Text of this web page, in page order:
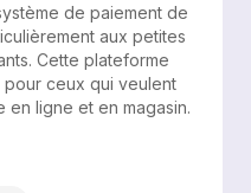
de paiement de
aux petites
Cette plateforme
ceux qui veulent
en ligne et en magasin.